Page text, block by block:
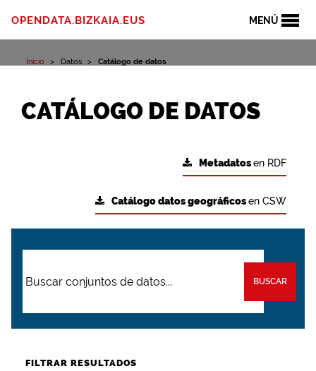
MENÚ
OPENDATA.BIZKAIA.EUS
Inicio Datos Catálogo de datos
CATÁLOGO DE DATOS
Metadatosen RDF
Catálogo datos geográficosen CSW
BUSCAR
FILTRAR RESULTADOS